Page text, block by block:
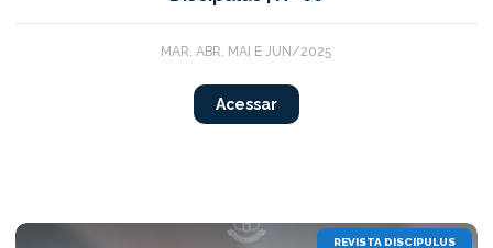
MAR, ABR. MAI E JUN/2025
Acessar
REVISTA DISCIPULUS